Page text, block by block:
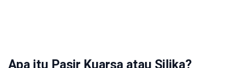
Apa itu Pasir Kuarsa atau Silika?